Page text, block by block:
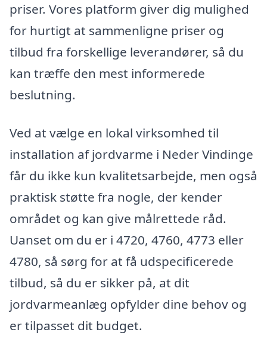
priser. Vores platform giver dig mulighed
for hurtigt at sammenligne priser og
tilbud fra forskellige leverandører, så du
kan træffe den mest informerede
beslutning.
Ved at vælge en lokal virksomhed til
installation af jordvarme i Neder Vindinge
får du ikke kun kvalitetsarbejde, men også
praktisk støtte fra nogle, der kender
området og kan give målrettede råd.
Uanset om du er i 4720, 4760, 4773 eller
4780, så sørg for at få udspecificerede
tilbud, så du er sikker på, at dit
jordvarmeanlæg opfylder dine behov og
er tilpasset dit budget.